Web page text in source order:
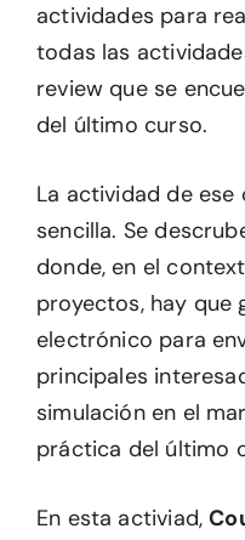
actividades para
todas las
review que se
del último curso.
La actividad de
sencilla. Se
donde, en el
proyectos, hay que
electrónico para
principales
simulación en el
práctica del último
En esta activiad,